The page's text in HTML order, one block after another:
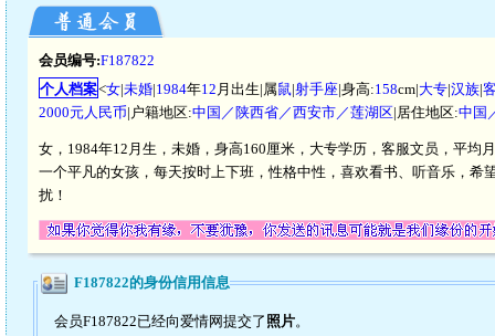
会员编号:F187822
个人档案<女|未婚|1984年12 月出生|属鼠|射手座|身高:158cm|大专|汉族|
2000元人民币|户籍地区:中国／陕西省／西安市／莲湖区|居住地区:中国
女，1984年12月生，未婚，身高160厘米，大专学历，客服文员，平均
一个平凡的女孩，每天按时上下班，性格中性，喜欢看书、听音乐，
扰！
F187822的身份信用信息
会员F187822已经向爱情网提交了 照片。